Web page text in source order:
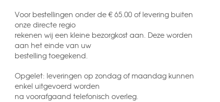
Voor bestellingen onder de € 65.00 of levering buiten
onze directe regio
rekenen wij een kleine bezorgkost aan. Deze worden
aan het einde van uw
bestelling toegekend.
Opgelet: leveringen op zondag of maandag kunnen
enkel uitgevoerd worden
na voorafgaand telefonisch overleg.